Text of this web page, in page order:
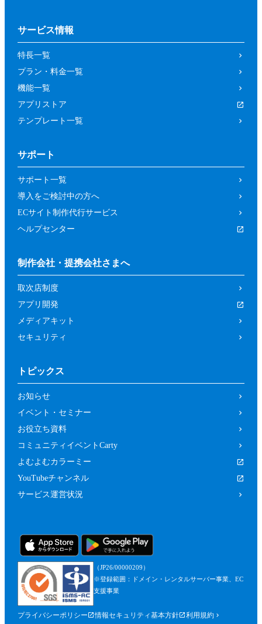
サービス情報
特長一覧
プラン・料金一覧
機能一覧
アプリストア
テンプレート一覧
サポート
サポート一覧
導入をご検討中の方へ
ECサイト制作代行サービス
ヘルプセンター
制作会社・提携会社さまへ
取次店制度
アプリ開発
メディアキット
セキュリティ
トピックス
お知らせ
イベント・セミナー
お役立ち資料
コミュニティイベントCarty
よむよむカラーミー
YouTubeチャンネル
サービス運営状況
（JP26/00000209）
※登録範囲：ドメイン・レンタルサーバー事業、EC
支援事業
プライバシーポリシー 情報セキュリティ基本方針
利用規約